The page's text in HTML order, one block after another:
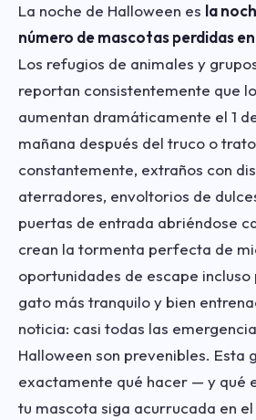
La noche de Halloween es la
número de mascotas perdidas
Los refugios de animales y
reportan consistentemente que
aumentan dramáticamente el 1
mañana después del truco o
constantemente, extraños con
aterradores, envoltorios de
puertas de entrada abriéndose
crean la tormenta perfecta de
oportunidades de escape
gato más tranquilo y bien
noticia: casi todas las
Halloween son prevenibles. Esta
exactamente qué hacer — y qué
tu mascota siga acurrucada en